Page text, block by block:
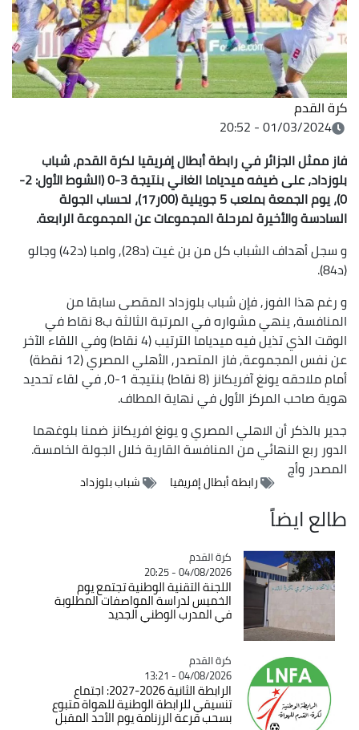
كرة القدم
01/03/2024 - 20:52
فاز ممثل الجزائر في رابطة أبطال إفريقيا لكرة القدم، شباب
بلوزداد، على ضيفه ميدياما الغاني بنتيجة 3-0 (الشوط الأول: 2-
0)، يوم الجمعة بملعب 5 جويلية (00ر17)، لحساب الجولة
السادسة والأخيرة لمرحلة المجموعات عن المجموعة الرابعة.
و سجل أهداف الشباب كل من بن غيت (د28), وامبا (د42) وجالو
و رغم هذا الفوز, فإن شباب بلوزداد المقصى سابقا من
المنافسة, ينهي مشواره في المرتبة الثالثة ب8 نقاط في
الوقت الذي تذيل فيه ميدياما الترتيب (4 نقاط) وفي اللقاء الآخر
عن نفس المجموعة, فاز المتصدر, الأهلي المصري (12 نقطة)
أمام ملاحقه يونغ آفريكانز (8 نقاط) بنتيجة 1-0, في لقاء تحديد
هوية صاحب المركز الأول في نهاية المطاف.
جدير بالذكر أن الاهلي المصري و يونغ افريكانز ضمنا بلوغهما
الدور ربع النهائي من المنافسة القارية خلال الجولة الخامسة.
المصدروأج
رابطة أبطال إفريقيا شباب بلوزداد
طالع ايضاً
Catégorie
كرة القدم
04/08/2026 - 20:25
اللجنة التقنية الوطنية تجتمع يوم
الخميس لدراسة المواصفات المطلوبة
في المدرب الوطني الجديد
Catégorie
كرة القدم
04/08/2026 - 13:21
الرابطة الثانية 2026-2027: اجتماع
تنسيقي للرابطة الوطنية للهواة متبوع
بسحب قرعة الرزنامة يوم الأحد المقبل